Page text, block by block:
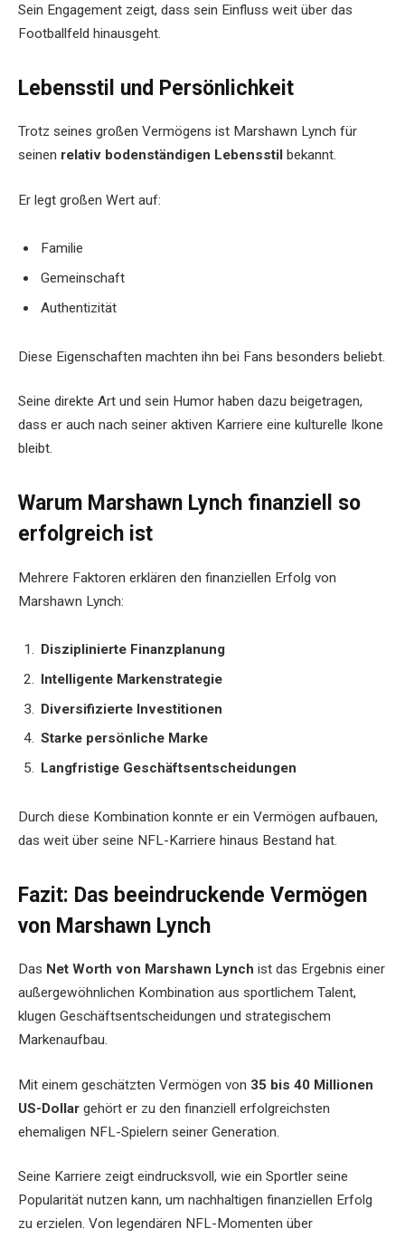
Sein Engagement zeigt, dass sein Einfluss weit über das
Footballfeld hinausgeht.
Lebensstil und Persönlichkeit
Trotz seines großen Vermögens ist Marshawn Lynch für
seinen relativ bodenständigen Lebensstil bekannt.
Er legt großen Wert auf:
Familie
Gemeinschaft
Authentizität
Diese Eigenschaften machten ihn bei Fans besonders beliebt.
Seine direkte Art und sein Humor haben dazu beigetragen,
dass er auch nach seiner aktiven Karriere eine kulturelle Ikone
bleibt.
Warum Marshawn Lynch finanziell so
erfolgreich ist
Mehrere Faktoren erklären den finanziellen Erfolg von
Marshawn Lynch:
Disziplinierte Finanzplanung
Intelligente Markenstrategie
Diversifizierte Investitionen
Starke persönliche Marke
Langfristige Geschäftsentscheidungen
Durch diese Kombination konnte er ein Vermögen aufbauen,
das weit über seine NFL-Karriere hinaus Bestand hat.
Fazit: Das beeindruckende Vermögen
von Marshawn Lynch
Das Net Worth von Marshawn Lynch ist das Ergebnis einer
außergewöhnlichen Kombination aus sportlichem Talent,
klugen Geschäftsentscheidungen und strategischem
Markenaufbau.
Mit einem geschätzten Vermögen von 35 bis 40 Millionen
US-Dollar gehört er zu den finanziell erfolgreichsten
ehemaligen NFL-Spielern seiner Generation.
Seine Karriere zeigt eindrucksvoll, wie ein Sportler seine
Popularität nutzen kann, um nachhaltigen finanziellen Erfolg
zu erzielen. Von legendären NFL-Momenten über